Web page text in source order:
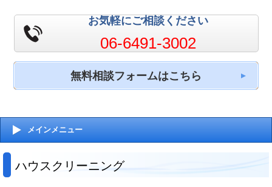
お気軽にご相談ください
06-6491-3002
無料相談フォームはこちら
メインメニュー
ハウスクリーニング